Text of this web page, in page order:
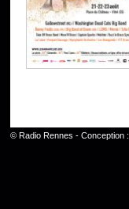
© Radio Rennes - Conception :